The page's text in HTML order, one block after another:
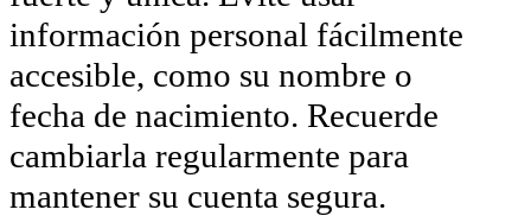
información personal fácilmente
accesible, como su nombre o
fecha de nacimiento. Recuerde
cambiarla regularmente para
mantener su cuenta segura.